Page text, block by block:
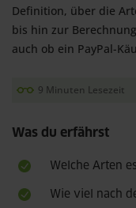
Definition, über die
bis hin zur
auch ob ein PayPal-
9 Minuten Lesezeit
Was du erfährst
Welche Arten
Wie viel nach